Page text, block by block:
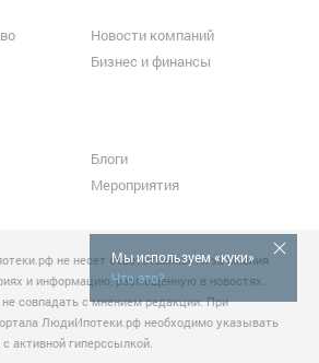
Мы используем «куки»
Что это?
Новости компаний
Бизнес и финансы
Блоги
Мероприятия
не несет ответственности за мнения
и информацию, размещенную в новостях.
совпадать с мнением редакции. При
ЛюдиИпотеки.рф необходимо указывать
активной гиперссылкой.